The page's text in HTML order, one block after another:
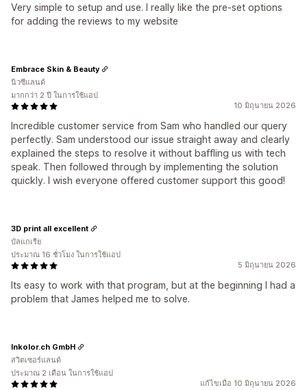
Very simple to setup and use. I really like the pre-set options
for adding the reviews to my website
10 มิถุนายน 2026
Incredible customer service from Sam who handled our query
perfectly. Sam understood our issue straight away and clearly
explained the steps to resolve it without baffling us with tech
speak. Then followed through by implementing the solution
quickly. I wish everyone offered customer support this good!
Embrace Skin & Beauty
นิวซีแลนด์
มากกว่า 2 ปี ในการใช้แอป
5 มิถุนายน 2026
Its easy to work with that program, but at the beginning I had a
problem that James helped me to solve.
3D print all excellent
บัลแกเรีย
ประมาณ 16 ชั่วโมง ในการใช้แอป
แก้ไขเมื่อ 10 มิถุนายน 2026
Inkolor.ch GmbH
สวิตเซอร์แลนด์
ประมาณ 2 เดือน ในการใช้แอป